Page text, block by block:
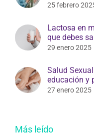
25 febrero
Lactosa en
que debes
29 enero 2025
Salud
educación y
27 enero 2025
Más leído